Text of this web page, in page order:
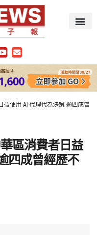
益使用 AI 代理代為決策 逾四成曾
區消費者日益
四成曾經歷不